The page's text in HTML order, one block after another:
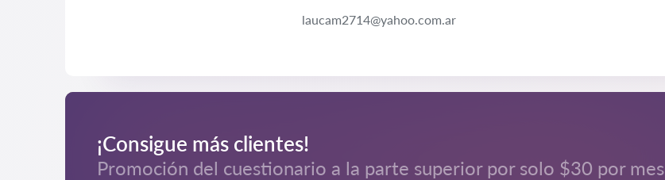
laucam2714@yahoo.com.ar
¡Consigue más clientes!
Promoción del cuestionario a la parte superior por solo $30 por mes